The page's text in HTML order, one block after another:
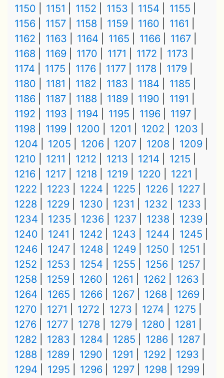
1150
1151 1152 1153 1154
1155
1156
1157 1158 1159 1160
1161
1162
1163 1164 1165 1166
1167
1168
1169 1170 1171 1172
1173
1174
1175 1176 1177 1178
1179
1180
1181 1182 1183 1184
1185
1186
1187 1188 1189 1190
1191
1192
1193 1194 1195 1196
1197
1198
1199 1200 1201 1202
1203
1204
1205 1206 1207 1208
1209
1210
1211 1212 1213 1214
1215
1216
1217 1218 1219 1220
1221
1222
1223 1224 1225 1226
1227
1228
1229 1230 1231 1232
1233
1234
1235 1236 1237 1238
1239
1240
1241 1242 1243 1244
1245
1246
1247 1248 1249 1250
1251
1252
1253 1254 1255 1256
1257
1258
1259 1260 1261 1262
1263
1264
1265 1266 1267 1268
1269
1270
1271 1272 1273 1274
1275
1276
1277 1278 1279 1280
1281
1282
1283 1284 1285 1286
1287
1288
1289 1290 1291 1292
1293
1294
1295 1296 1297 1298
1299